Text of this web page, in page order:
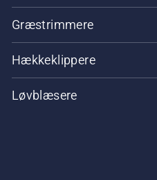
Græstrimmere
Hækkeklippere
Løvblæsere